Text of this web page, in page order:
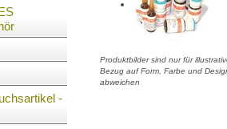
-
Produktbilder sind nur für
Bezug auf Form, Farbe und
abweichen